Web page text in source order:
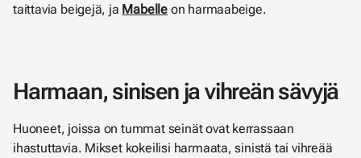
taittavia beigejä, ja Mabelleon harmaabeige.
Harmaan, sinisen ja vihreän sävyjä
Huoneet, joissa on tummat seinät ovat kerrassaan
ihastuttavia. Mikset kokeilisi harmaata, sinistä tai vihreää